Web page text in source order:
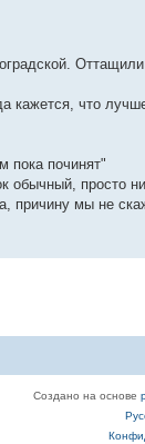
кажется, что
пока починят"
просто
причину мы не
Создано на основе